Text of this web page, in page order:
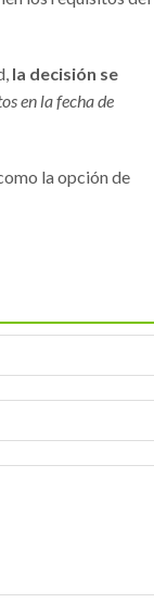
la decisión se
en la fecha de
la opción de